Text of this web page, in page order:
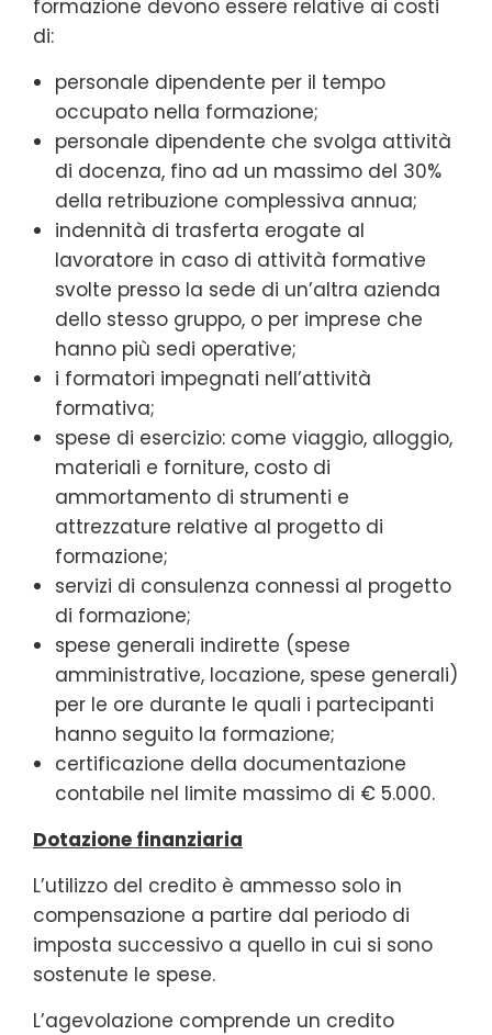
formazione devono essere relative ai costi
di:
personale dipendente per il tempo
occupato nella formazione;
personale dipendente che svolga attività
di docenza, fino ad un massimo del 30%
della retribuzione complessiva annua;
indennità di trasferta erogate al
lavoratore in caso di attività formative
svolte presso la sede di un’altra azienda
dello stesso gruppo, o per imprese che
hanno più sedi operative;
i formatori impegnati nell’attività
formativa;
spese di esercizio: come viaggio, alloggio,
materiali e forniture, costo di
ammortamento di strumenti e
attrezzature relative al progetto di
formazione;
servizi di consulenza connessi al progetto
di formazione;
spese generali indirette (spese
amministrative, locazione, spese generali)
per le ore durante le quali i partecipanti
hanno seguito la formazione;
certificazione della documentazione
contabile nel limite massimo di € 5.000.
Dotazione finanziaria
L’utilizzo del credito è ammesso solo in
compensazione a partire dal periodo di
imposta successivo a quello in cui si sono
sostenute le spese.
L’agevolazione comprende un credito